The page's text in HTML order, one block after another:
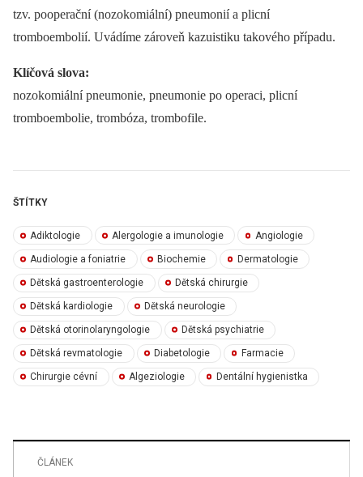
tzv. pooperační (nozokomiální) pneumonií a plicní
tromboembolií. Uvádíme zároveň kazuistiku takového případu.
Klíčová slova:
nozokomiální pneumonie, pneumonie po operaci, plicní
tromboembolie, trombóza, trombofile.
ŠTÍTKY
Adiktologie Alergologie a imunologie Angiologie
Audiologie a foniatrie Biochemie Dermatologie
Dětská gastroenterologie Dětská chirurgie
Dětská kardiologie Dětská neurologie
Dětská otorinolaryngologie Dětská psychiatrie
Dětská revmatologie Diabetologie Farmacie
Chirurgie cévní Algeziologie Dentální hygienistka
ČLÁNEK